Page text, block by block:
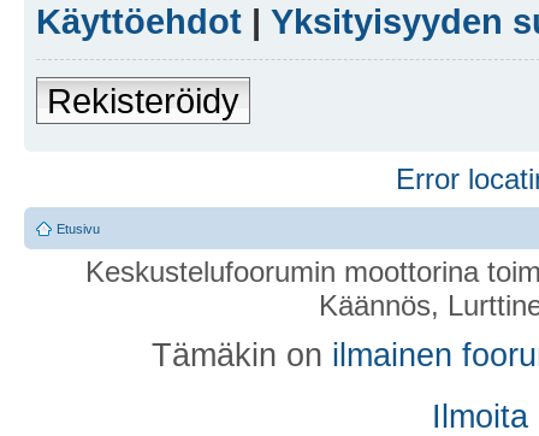
Käyttöehdot | Yksityisyyden
Rekisteröidy
Error
Etusivu
Keskustelufoorumin moottorina
Käännös,
Tämäkin on ilmainen